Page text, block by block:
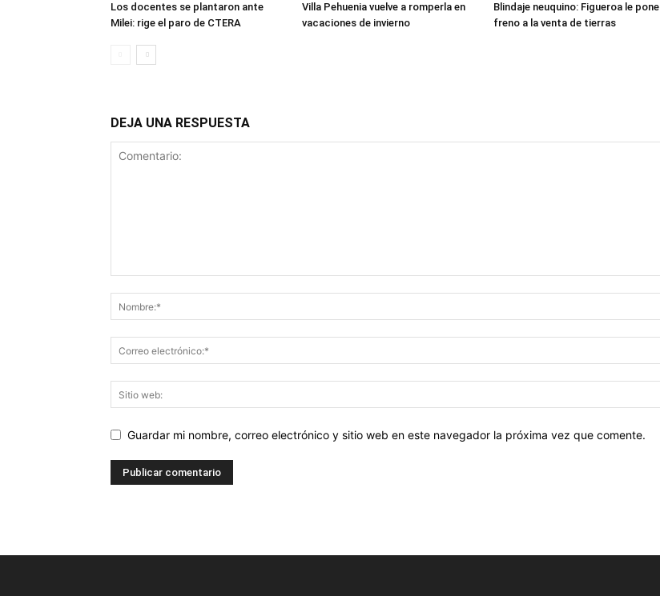
Los docentes se plantaron ante
Milei: rige el paro de CTERA
Villa Pehuenia vuelve a romperla en
vacaciones de invierno
Blindaje neuquino: Figueroa le pone
freno a la venta de tierras
DEJA UNA RESPUESTA
Guardar mi nombre, correo electrónico y sitio web en este navegador la próxima vez que comente.